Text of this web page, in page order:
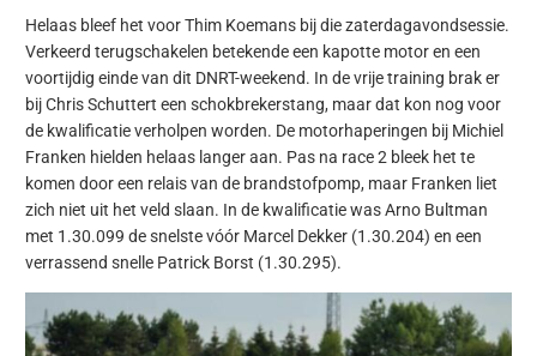
Helaas bleef het voor Thim Koemans bij die zaterdagavondsessie.
Verkeerd terugschakelen betekende een kapotte motor en een
voortijdig einde van dit DNRT-weekend. In de vrije training brak er
bij Chris Schuttert een schokbrekerstang, maar dat kon nog voor
de kwalificatie verholpen worden. De motorhaperingen bij Michiel
Franken hielden helaas langer aan. Pas na race 2 bleek het te
komen door een relais van de brandstofpomp, maar Franken liet
zich niet uit het veld slaan. In de kwalificatie was Arno Bultman
met 1.30.099 de snelste vóór Marcel Dekker (1.30.204) en een
verrassend snelle Patrick Borst (1.30.295).